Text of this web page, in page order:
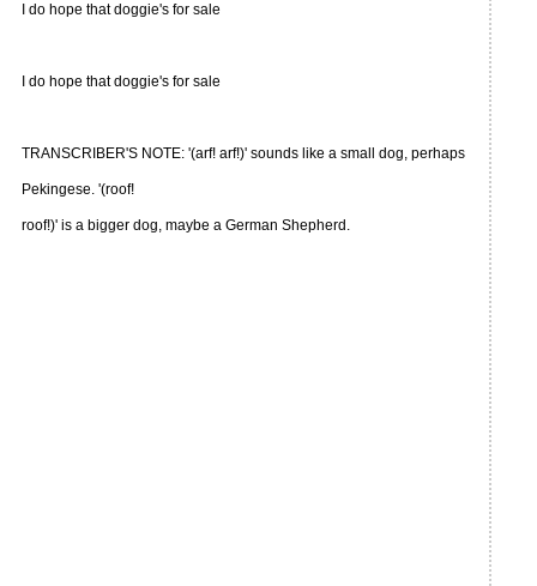
I do hope that doggie's for sale
I do hope that doggie's for sale
TRANSCRIBER'S NOTE: '(arf! arf!)' sounds like a small dog, perhaps
Pekingese. '(roof!
roof!)' is a bigger dog, maybe a German Shepherd.